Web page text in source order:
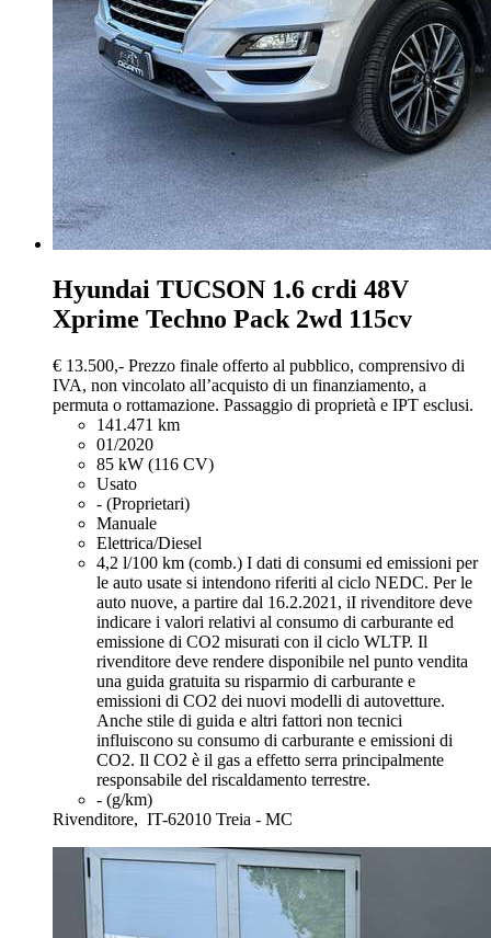
Hyundai TUCSON 1.6 crdi 48V
Xprime Techno Pack 2wd 115cv
€ 13.500,- Prezzo finale offerto al pubblico, comprensivo di
IVA, non vincolato all’acquisto di un finanziamento, a
permuta o rottamazione. Passaggio di proprietà e IPT esclusi.
141.471 km
01/2020
85 kW (116 CV)
Usato
- (Proprietari)
Manuale
Elettrica/Diesel
4,2 l/100 km (comb.) I dati di consumi ed emissioni per
le auto usate si intendono riferiti al ciclo NEDC. Per le
auto nuove, a partire dal 16.2.2021, iI rivenditore deve
indicare i valori relativi al consumo di carburante ed
emissione di CO2 misurati con il ciclo WLTP. Il
rivenditore deve rendere disponibile nel punto vendita
una guida gratuita su risparmio di carburante e
emissioni di CO2 dei nuovi modelli di autovetture.
Anche stile di guida e altri fattori non tecnici
influiscono su consumo di carburante e emissioni di
CO2. Il CO2 è il gas a effetto serra principalmente
responsabile del riscaldamento terrestre.
- (g/km)
Rivenditore, IT-62010 Treia - MC